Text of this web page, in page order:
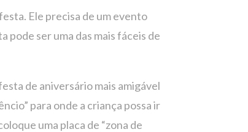
Ele precisa de um evento
ser uma das mais fáceis de
de aniversário mais amigável
para onde a criança possa ir
uma placa de “zona de